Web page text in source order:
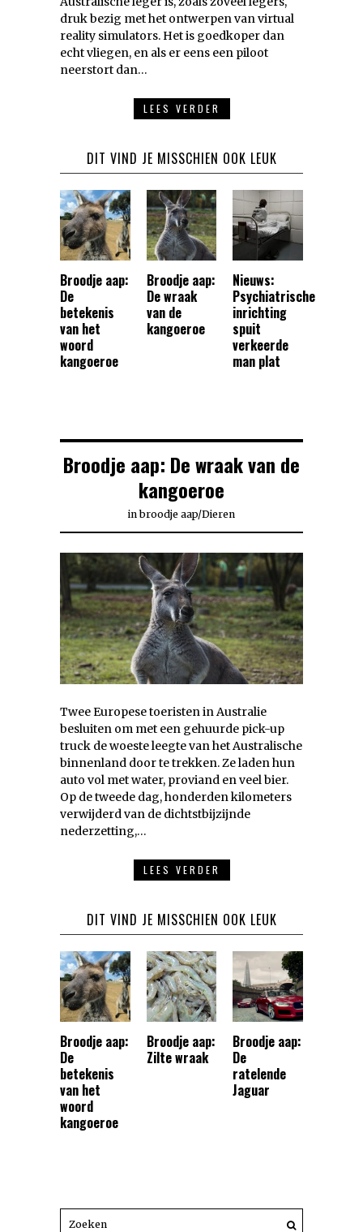
druk bezig met het ontwerpen van virtual
reality simulators. Het is goedkoper dan
echt vliegen, en als er eens een piloot
neerstort dan…
LEES VERDER
DIT VIND JE MISSCHIEN OOK LEUK
Broodje aap:
De
betekenis
van het
woord
kangoeroe
Broodje aap:
De wraak
van de
kangoeroe
Nieuws:
Psychiatrische
inrichting
spuit
verkeerde
man plat
Broodje aap: De wraak van de
kangoeroe
in broodje aap/Dieren
Twee Europese toeristen in Australie
besluiten om met een gehuurde pick-up
truck de woeste leegte van het Australische
binnenland door te trekken. Ze laden hun
auto vol met water, proviand en veel bier.
Op de tweede dag, honderden kilometers
verwijderd van de dichtstbijzijnde
nederzetting,…
LEES VERDER
DIT VIND JE MISSCHIEN OOK LEUK
Broodje aap:
De
betekenis
van het
woord
kangoeroe
Broodje aap:
Zilte wraak
Broodje aap:
De
ratelende
Jaguar